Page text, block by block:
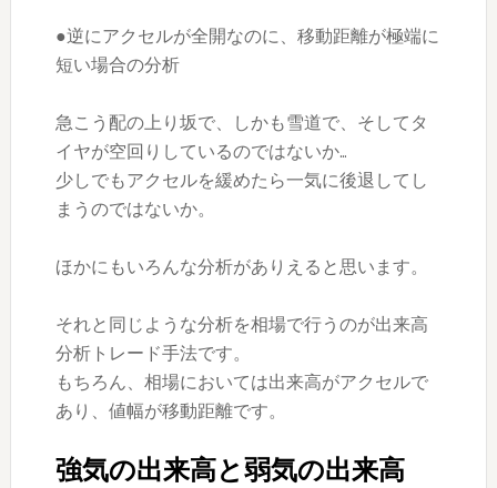
●逆にアクセルが全開なのに、移動距離が極端に
短い場合の分析
急こう配の上り坂で、しかも雪道で、そしてタ
イヤが空回りしているのではないか…
少しでもアクセルを緩めたら一気に後退してし
まうのではないか。
ほかにもいろんな分析がありえると思います。
それと同じような分析を相場で行うのが出来高
分析トレード手法です。
もちろん、 相場においては出来高がアクセルで
あり、値幅が移動距離です。
強気の出来高と弱気の出来高